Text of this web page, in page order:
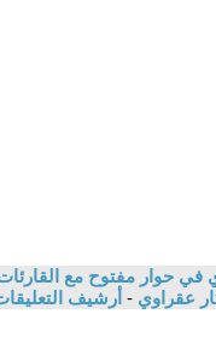
في حوار مفتوح مع
عقراوي - أرشيف